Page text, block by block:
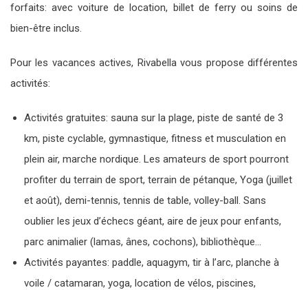
forfaits: avec voiture de location, billet de ferry ou soins de
bien-être inclus.
Pour les vacances actives, Rivabella vous propose différentes
activités:
Activités gratuites: sauna sur la plage, piste de santé de 3
km, piste cyclable, gymnastique, fitness et musculation en
plein air, marche nordique. Les amateurs de sport pourront
profiter du terrain de sport, terrain de pétanque, Yoga (juillet
et août), demi-tennis, tennis de table, volley-ball. Sans
oublier les jeux d’échecs géant, aire de jeux pour enfants,
parc animalier (lamas, ânes, cochons), bibliothèque…
Activités payantes: paddle, aquagym, tir à l’arc, planche à
voile / catamaran, yoga, location de vélos, piscines,